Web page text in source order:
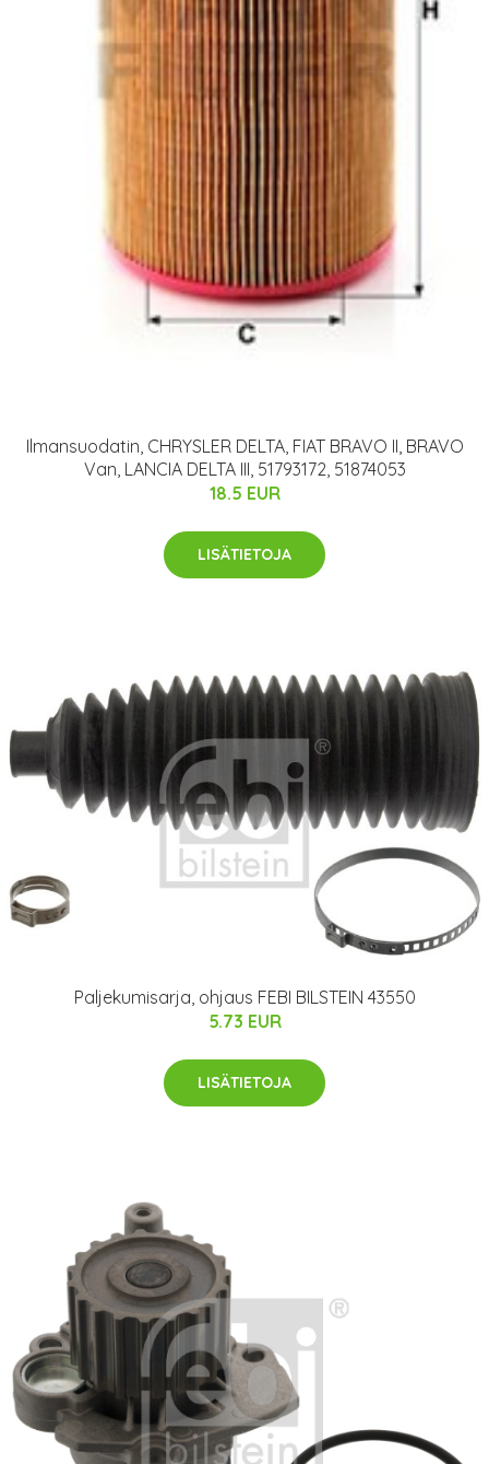
Ilmansuodatin, CHRYSLER DELTA, FIAT BRAVO II, BRAVO
Van, LANCIA DELTA III, 51793172, 51874053
18.5 EUR
LISÄTIETOJA
Paljekumisarja, ohjaus FEBI BILSTEIN 43550
5.73 EUR
LISÄTIETOJA